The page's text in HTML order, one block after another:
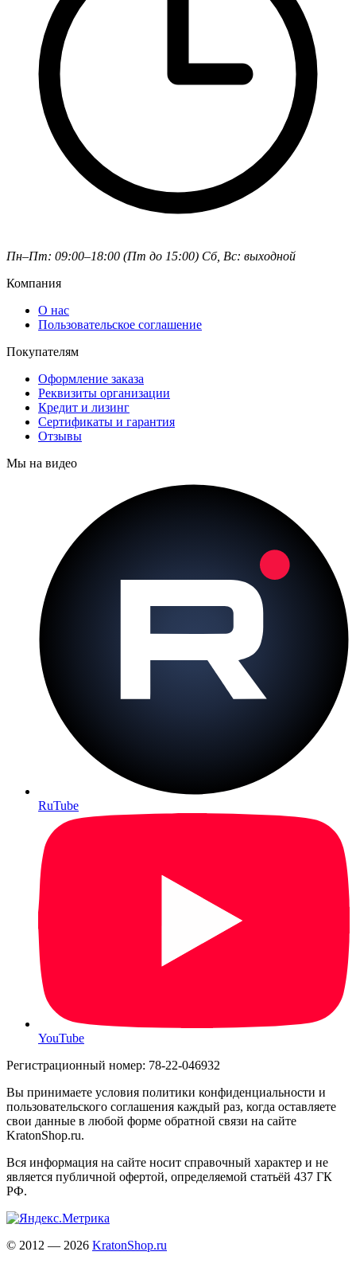
Пн–Пт: 09:00–18:00 (Пт до 15:00) Сб, Вс: выходной
Компания
О нас
Пользовательское соглашение
Покупателям
Оформление заказа
Реквизиты организации
Кредит и лизинг
Сертификаты и гарантия
Отзывы
Мы на видео
RuTube
YouTube
Регистрационный номер: 78-22-046932
Вы принимаете условия политики конфиденциальности и
пользовательского соглашения каждый раз, когда оставляете
свои данные в любой форме обратной связи на сайте
KratonShop.ru.
Вся информация на сайте носит справочный характер и не
является публичной офертой, определяемой статьёй 437 ГК
РФ.
© 2012 — 2026 KratonShop.ru